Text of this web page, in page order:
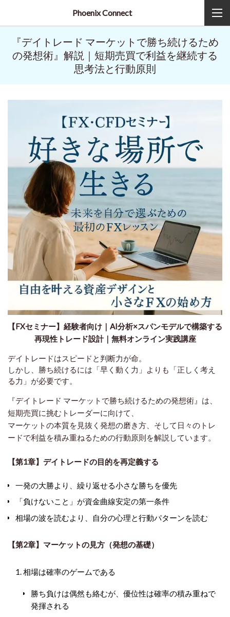
Phoenix Connect
『デイトレード マーケットで勝ち続けるため
の発想術』解説｜短期売買で利益を継続する
思考法と行動原則
【FXセミナー】経験者向け｜AI分析×スパンモデルで構築する
再現性トレード設計｜無料オンライン実践講座
デイトレードはスピードと判断力が命。
しかし、勝ち続けるには「早く動く力」よりも「正しく考え
る力」が必要です。
『デイトレード マーケットで勝ち続けるための発想術』は、
短期売買に挑むトレーダーに向けて、
マーケットの本質を見抜く発想の磨き方 、そして日々のトレ
ードで利益を積み重ねるための行動原則を解説しています。
【第1章】デイトレードの目的を再定義する
一発の大勝より、繰り返せる小さな勝ちを優先
「負けないこと」が資金曲線安定の第一条件
相場の波を読むより、自分の心理と行動パターンを読む
【第2章】マーケットの見方（発想の基礎）
相場は確率のゲームである
勝ち負けは偶然も絡むが、優位性は確率の積み重ねで
発揮される